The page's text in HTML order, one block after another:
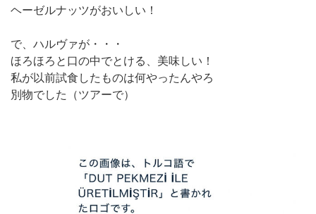
ヘーゼルナッツがおいしい！
で、ハルヴァが・・・
ほろほろと口の中でとける、美味しい！
私が以前試食したものは何やったんやろ
別物でした（ツアーで）